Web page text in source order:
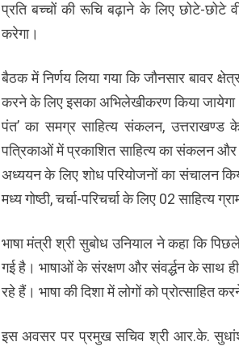
प्रति बच्चों की रूचि बढ़ाने के लिए छोटे-छोटे
करेगा।
बैठक में निर्णय लिया गया कि जौनसार बावर
करने के लिए इसका अभिलेखीकरण किया जायेगा।
पंत’ का समग्र साहित्य संकलन, उत्तराखण्ड
पत्रिकाओं में प्रकाशित साहित्य का संकलन और
अध्ययन के लिए शोध परियोजनों का संचालन
मध्य गोष्ठी, चर्चा-परिचर्चा के लिए 02 साहित्य
भाषा मंत्री श्री सुबोध उनियाल ने कहा कि
गई है। भाषाओं के संरक्षण और संवर्द्धन के साथ ही
रहे हैं। भाषा की दिशा में लोगों को प्रोत्साहित
इस अवसर पर प्रमुख सचिव श्री आर.के. सुधांशु,